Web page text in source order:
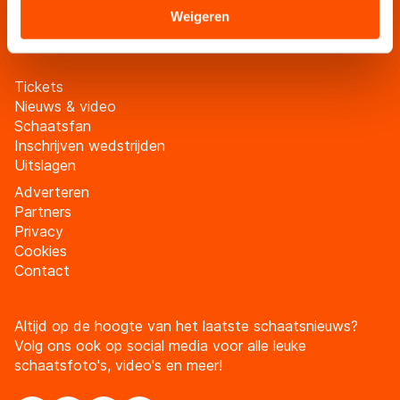
Sommige partners kunnen gegevens doorgeven aan
landen buiten de EU, zoals de VS, waar mogelijk geen
adequaat beschermingsniveau geldt volgens de GDPR.
Door op ‘Toestaan’ te klikken, stemt u in met deze
overdracht. Meer informatie vindt u in ons
Weigeren
Tickets
Nieuws & video
Schaatsfan
Inschrijven wedstrijden
Uitslagen
Adverteren
Partners
Privacy
Cookies
Contact
Altijd op de hoogte van het laatste schaatsnieuws?
Volg ons ook op social media voor alle leuke
schaatsfoto's, video's en meer!